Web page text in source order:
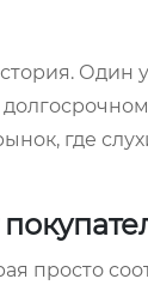
Один
где
просто